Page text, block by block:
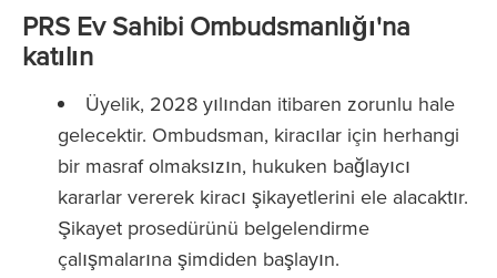
PRS Ev Sahibi Ombudsmanlığı'na
katılın
Üyelik, 2028 yılından itibaren zorunlu hale
gelecektir. Ombudsman, kiracılar için herhangi
bir masraf olmaksızın, hukuken bağlayıcı
kararlar vererek kiracı şikayetlerini ele alacaktır.
Şikayet prosedürünü belgelendirme
çalışmalarına şimdiden başlayın.